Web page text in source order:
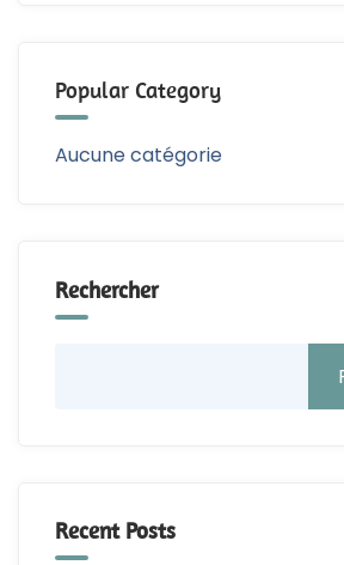
Popular Category
Aucune catégorie
Rechercher
Recent Posts